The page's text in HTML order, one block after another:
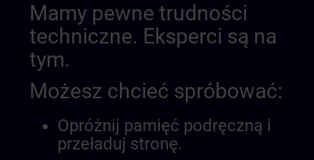
Mamy pewne trudności
techniczne. Eksperci są na
tym.
Możesz chcieć spróbować:
Opróżnij pamięć podręczną i
przeładuj stronę.